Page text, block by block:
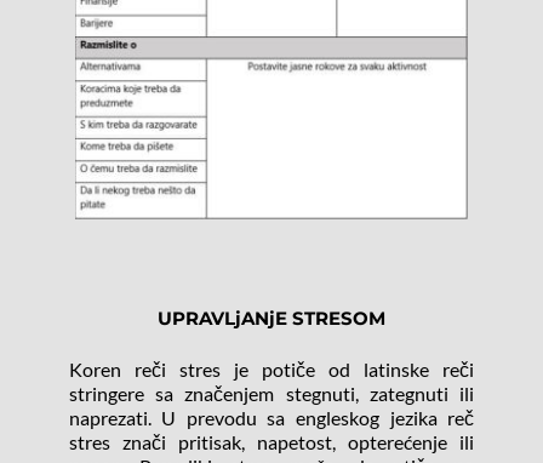
UPRAVLjANjE STRESOM
Koren reči stres je potiče od latinske reči
stringere sa značenjem stegnuti, zategnuti ili
naprezati. U prevodu sa engleskog jezika reč
stres znači pritisak, napetost, opterećenje ili